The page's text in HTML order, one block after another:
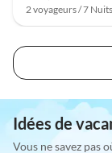
2 voyageurs / 7 Nuits
Idées de
Vous ne savez pas